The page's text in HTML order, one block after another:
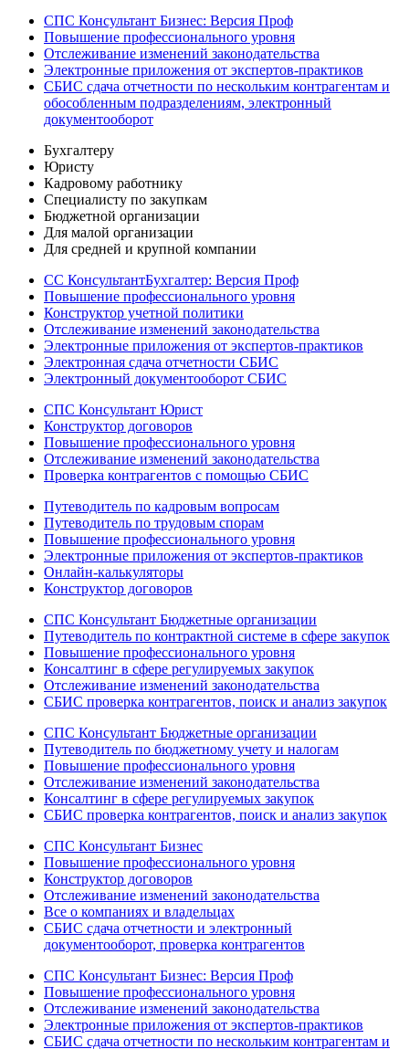
СПС Консультант Бизнес: Версия Проф
Повышение профессионального уровня
Отслеживание изменений законодательства
Электронные приложения от экспертов-практиков
СБИС сдача отчетности по нескольким контрагентам и
обособленным подразделениям, электронный
документооборот
Бухгалтеру
Юристу
Кадровому работнику
Специалисту по закупкам
Бюджетной организации
Для малой организации
Для средней и крупной компании
СС КонсультантБухгалтер: Версия Проф
Повышение профессионального уровня
Конструктор учетной политики
Отслеживание изменений законодательства
Электронные приложения от экспертов-практиков
Электронная сдача отчетности СБИС
Электронный документооборот СБИС
СПС Консультант Юрист
Конструктор договоров
Повышение профессионального уровня
Отслеживание изменений законодательства
Проверка контрагентов с помощью СБИС
Путеводитель по кадровым вопросам
Путеводитель по трудовым спорам
Повышение профессионального уровня
Электронные приложения от экспертов-практиков
Онлайн-калькуляторы
Конструктор договоров
СПС Консультант Бюджетные организации
Путеводитель по контрактной системе в сфере закупок
Повышение профессионального уровня
Консалтинг в сфере регулируемых закупок
Отслеживание изменений законодательства
СБИС проверка контрагентов, поиск и анализ закупок
СПС Консультант Бюджетные организации
Путеводитель по бюджетному учету и налогам
Повышение профессионального уровня
Отслеживание изменений законодательства
Консалтинг в сфере регулируемых закупок
СБИС проверка контрагентов, поиск и анализ закупок
СПС Консультант Бизнес
Повышение профессионального уровня
Конструктор договоров
Отслеживание изменений законодательства
Все о компаниях и владельцах
СБИС сдача отчетности и электронный
документооборот, проверка контрагентов
СПС Консультант Бизнес: Версия Проф
Повышение профессионального уровня
Отслеживание изменений законодательства
Электронные приложения от экспертов-практиков
СБИС сдача отчетности по нескольким контрагентам и